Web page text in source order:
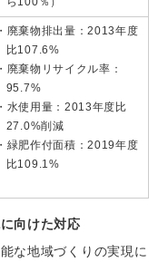
廃棄物排出量：2013年度
比107.6%
廃棄物リサイクル率：
95.7%
水使用量：2013年度比
27.0%削減
緑肥作付面積：2019年度
比109.1%
向けた対応
な地域づくりの実現に